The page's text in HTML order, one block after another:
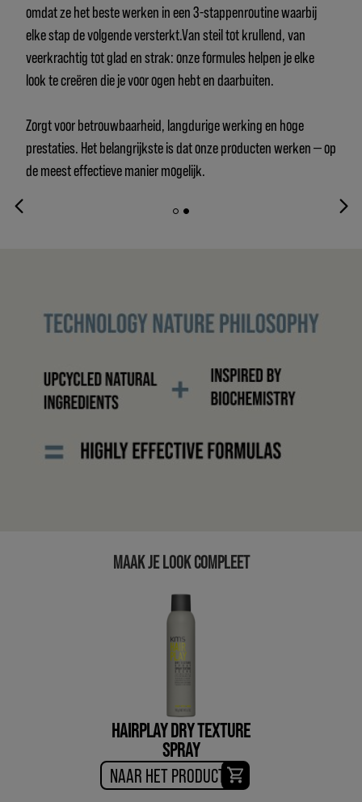
omdat ze het beste werken in een 3-stappenroutine waarbij
elke stap de volgende versterkt.Van steil tot krullend, van
veerkrachtig tot glad en strak: onze formules helpen je elke
look te creëren die je voor ogen hebt en daarbuiten.
Zorgt voor betrouwbaarheid, langdurige werking en hoge
prestaties. Het belangrijkste is dat onze producten werken — op
de meest effectieve manier mogelijk.
MAAK JE LOOK COMPLEET
HAIRPLAY DRY TEXTURE
SPRAY
NAAR HET PRODUCT